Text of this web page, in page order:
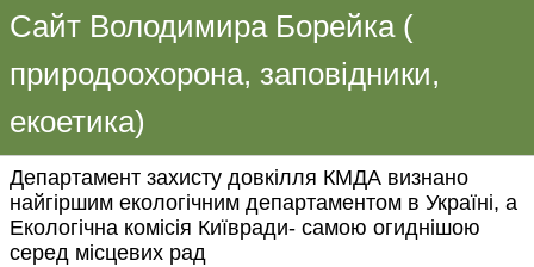
Сайт Володимира Борейка (
природоохорона, заповідники,
екоетика)
Департамент захисту довкілля КМДА визнано
найгіршим екологічним департаментом в Україні, а
Екологічна комісія Київради- самою огиднішою
серед місцевих рад